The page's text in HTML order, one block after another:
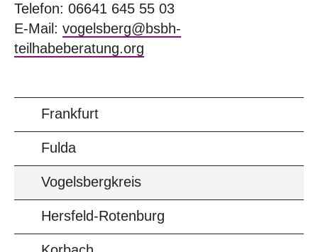
Telefon: 06641 645 55 03
E-Mail: vogelsberg@bsbh-
teilhabeberatung.org
Frankfurt
Fulda
Vogelsbergkreis
Hersfeld-Rotenburg